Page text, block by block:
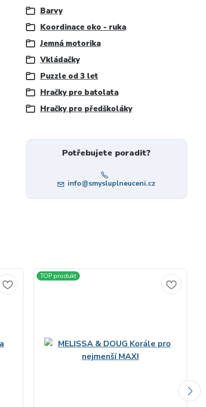
Barvy
Koordinace oko - ruka
Jemná motorika
Vkládačky
Puzzle od 3 let
Hračky pro batolata
Hračky pro předškoláky
Potřebujete poradit?
info@smysluplneuceni.cz
TOP produkt